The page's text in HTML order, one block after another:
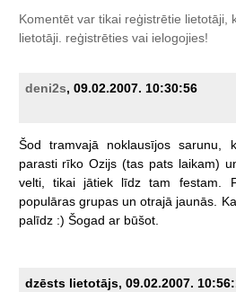
Komentēt var tikai reģistrētie lietotāji,
lietotāji. reģistrētiesvai ielogojies!
deni2s, 09.02.2007. 10:30:56
Šod tramvajā noklausījos sarunu,
parasti rīko Ozijs (tas pats laikam)
velti,
tikai jātiek līdz tam festam.
populāras grupas un otrajā jaunās.
palīdz :) Šogad ar būšot.
dzēsts lietotājs, 09.02.2007.